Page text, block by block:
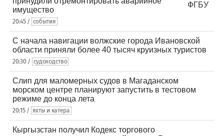
имущество
20:45 / события
С начала навигации волжские города Ивановской
области приняли более 40 тысяч круизных туристов
20:30 / судоходство
Слип для маломерных судов в Магаданском
морском центре планируют запустить в тестовом
режиме до конца лета
20:15 / яхты и катера
Кыргызстан получил Кодекс торгового